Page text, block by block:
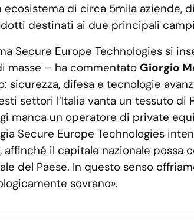
ecosistema di circa 5mila aziende,
destinati ai due principali
Secure Europe Technologies si
masse – ha commentato Giorgio
sicurezza, difesa e tecnologie
settori l’Italia vanta un tessuto
manca un operatore di private
Secure Europe Technologies
il capitale nazionale possa
del Paese. In questo senso
sovrano».